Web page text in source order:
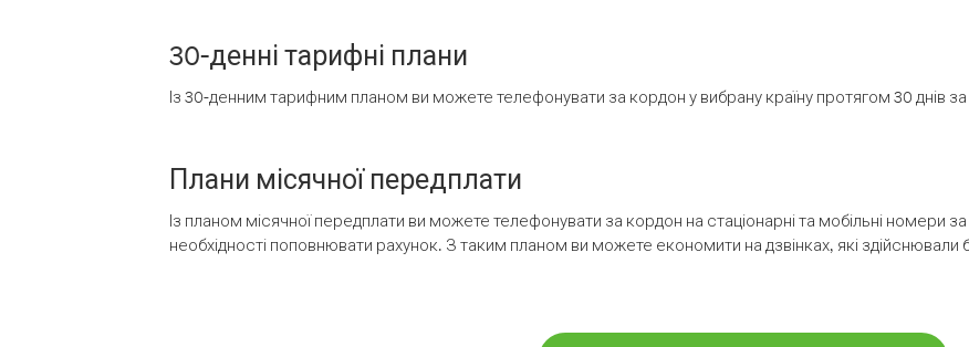
30-денні тарифні плани
Із 30-денним тарифним планом ви можете телефонувати за кордон у вибрану країну протягом 30 днів
Плани місячної передплати
Із планом місячної передплати ви можете телефонувати за кордон на стаціонарні та мобільні номери
необхідності поповнювати рахунок. З таким планом ви можете економити на дзвінках, які здійснювали